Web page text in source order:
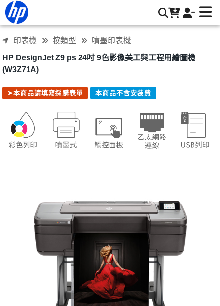
HP DesignJet Z9 ps 24吋 9色影像美工與工程用繪圖機
(W3Z71A) | HP® 惠普台灣原廠購物網
印表機 按類型 噴墨印表機
HP DesignJet Z9 ps 24吋 9色影像美工與工程用繪圖機
(W3Z71A)
➤本商品請填寫採購表單 本商品不含安裝費